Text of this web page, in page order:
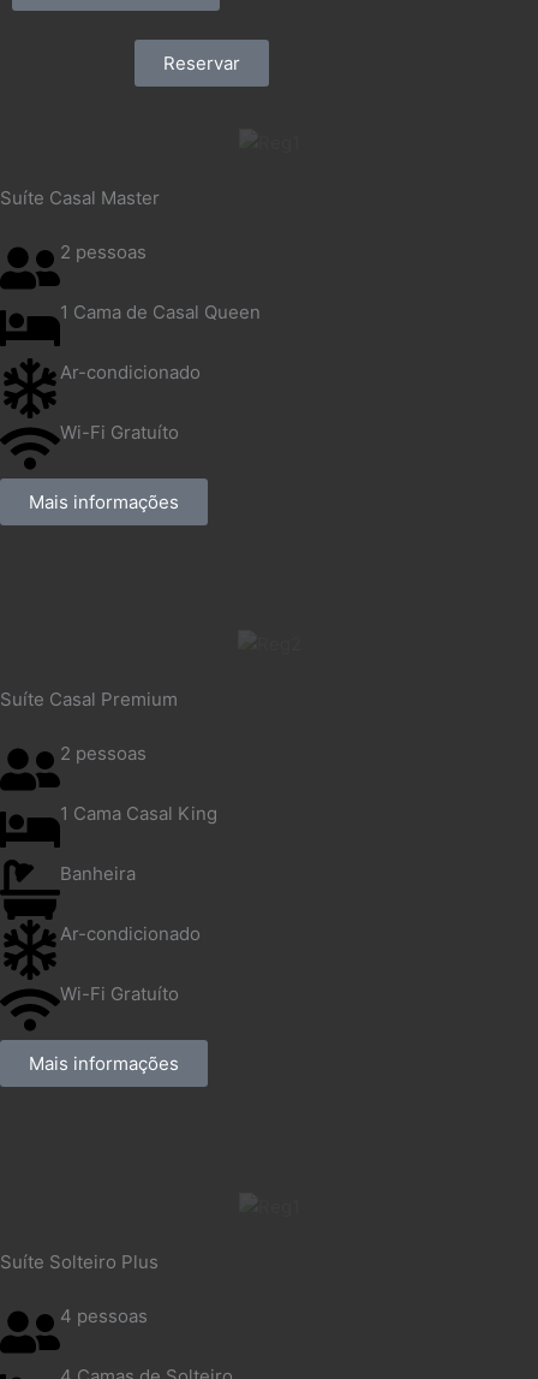
Reservar
Suíte Casal Master
2 pessoas
1 Cama de Casal Queen
Ar-condicionado
Wi-Fi Gratuíto
Mais informações
Suíte Casal Premium
2 pessoas
1 Cama Casal King
Banheira
Ar-condicionado
Wi-Fi Gratuíto
Mais informações
Suíte Solteiro Plus
4 pessoas